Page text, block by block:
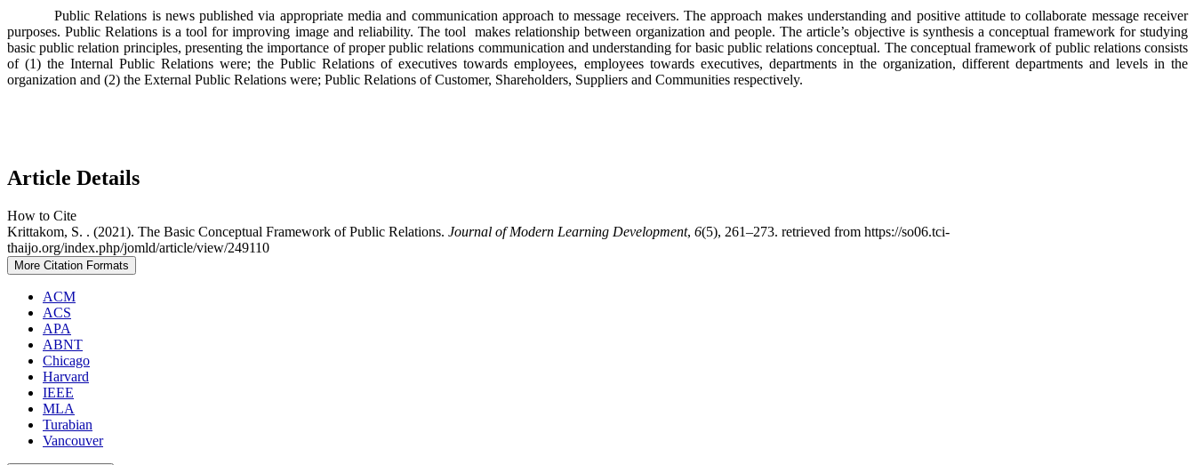
Public Relations is news published via appropriate media and communication approach to message receivers. The approach makes understanding and positive attitude to collaborate message receiver
purposes. Public Relations is a tool for improving image and reliability. The tool makes relationship between organization and people. The article’s objective is synthesis a conceptual framework for studying
basic public relation principles, presenting the importance of proper public relations communication and understanding for basic public relations conceptual. The conceptual framework of public relations consists
of (1) the Internal Public Relations were; the Public Relations of executives towards employees, employees towards executives, departments in the organization, different departments and levels in the
organization and (2) the External Public Relations were; Public Relations of Customer, Shareholders, Suppliers and Communities respectively.
Article Details
How to Cite
Krittakom, S. . (2021). The Basic Conceptual Framework of Public Relations. Journal of Modern Learning Development, 6(5), 261–273. retrieved from https://so06.tci-
thaijo.org/index.php/jomld/article/view/249110
More Citation Formats
ACM
ACS
APA
ABNT
Chicago
Harvard
IEEE
MLA
Turabian
Vancouver